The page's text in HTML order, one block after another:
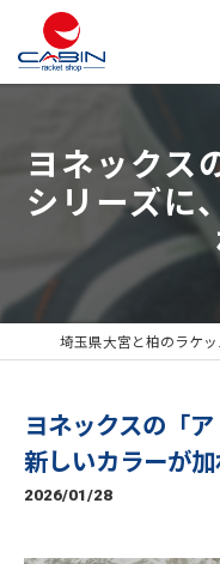
ヨネックス
シリーズに
埼玉県大
ヨネックスの「ア
新しいカラーが
2026/01/28